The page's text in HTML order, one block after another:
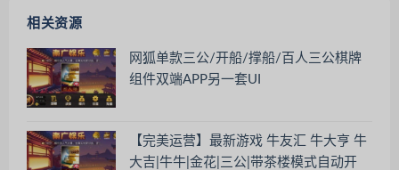
相关资源
网狐单款三公/开船/撑船/百人三公棋牌
组件双端APP另一套UI
【完美运营】最新游戏 牛友汇 牛大亨 牛
大吉|牛牛|金花|三公|带茶楼模式自动开